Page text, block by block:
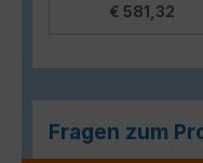
€ 581,32
Fragen zum